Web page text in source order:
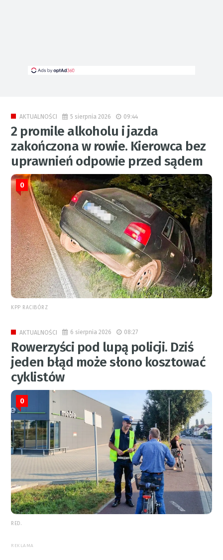
AKTUALNOŚCI 5 sierpnia 2026 09:44
2 promile alkoholu i jazda
zakończona w rowie. Kierowca bez
uprawnień odpowie przed sądem
0
KPP RACIBÓRZ
AKTUALNOŚCI 6 sierpnia 2026 08:27
Rowerzyści pod lupą policji. Dziś
jeden błąd może słono kosztować
cyklistów
0
RED.
REKLAMA